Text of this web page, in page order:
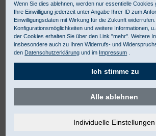
HEINE BETA® 400 LED
Wenn Sie dies ablehnen, werden nur essentielle Cookies
Ihre Einwilligung jederzeit unter Angabe Ihrer ID zum
Einwilligungsdaten mit Wirkung für die Zukunft widerrufen.
Konfigurationsmöglichkeiten und weitere Informationen,
der Cookies erhalten Sie über den Link "mehr". Weitere
insbesondere auch zu Ihren Widerrufs- und
den Datenschutzerklärung und im Impressum
Ich stimme zu
Alle ablehnen